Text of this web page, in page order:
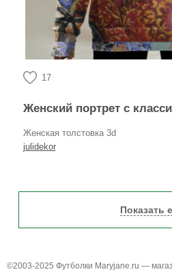
17
Женский портрет с
Женская толстовка 3d
julidekor
Показать
©2003-2025 Футболки Maryjane.ru —